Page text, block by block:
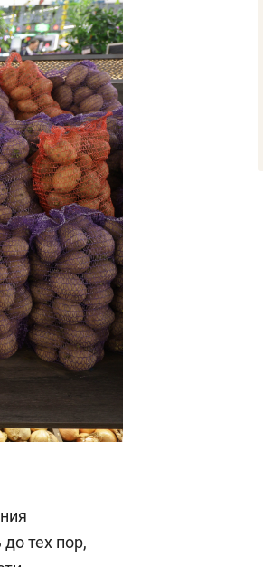
тех пор,
Мексика, рок-концерт
и вагон с чак-чаком: как
в Менделеевске прошла
«Гонка Героев»